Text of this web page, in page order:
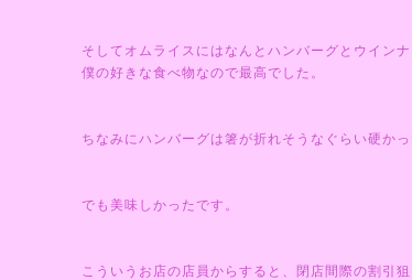
そしてオムライスにはなんとハンバーグとウイン
僕の好きな食べ物なので最高でした。
ちなみにハンバーグは箸が折れそうなぐらい硬か
でも美味しかったです。
こういうお店の店員からすると、閉店間際の割引